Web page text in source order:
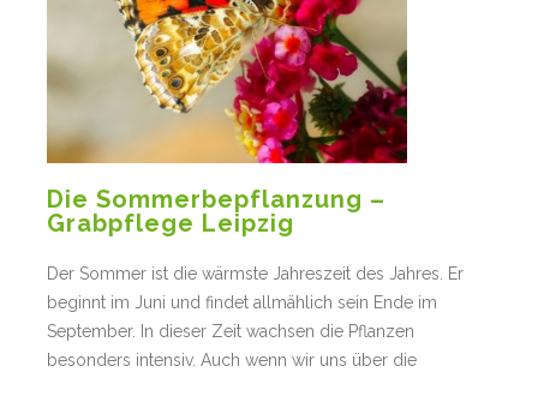
Die Sommerbepflanzung –
Grabpflege Leipzig
Der Sommer ist die wärmste Jahreszeit des Jahres. Er
beginnt im Juni und findet allmählich sein Ende im
September. In dieser Zeit wachsen die Pflanzen
besonders intensiv. Auch wenn wir uns über die